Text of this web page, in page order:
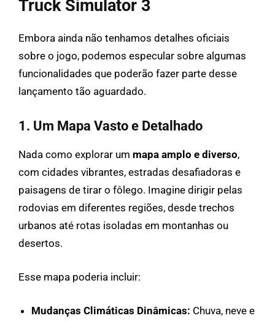
Truck Simulator 3
Embora ainda não tenhamos detalhes oficiais
sobre o jogo, podemos especular sobre algumas
funcionalidades que poderão fazer parte desse
lançamento tão aguardado.
1. Um Mapa Vasto e Detalhado
Nada como explorar um mapa amplo e diverso,
com cidades vibrantes, estradas desafiadoras e
paisagens de tirar o fôlego. Imagine dirigir pelas
rodovias em diferentes regiões, desde trechos
urbanos até rotas isoladas em montanhas ou
desertos.
Esse mapa poderia incluir:
Mudanças Climáticas Dinâmicas: Chuva, neve e